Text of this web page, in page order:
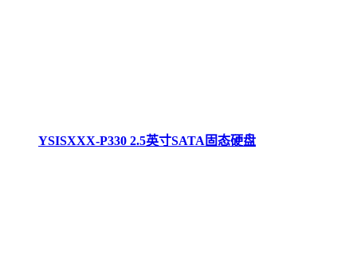
YSISXXX-P330 2.5英寸SATA固态硬盘